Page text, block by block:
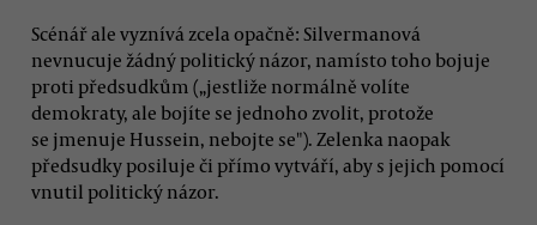
Scénář ale vyznívá zcela opačně: Silvermanová
nevnucuje žádný politický názor, namísto toho bojuje
proti předsudkům („jestliže normálně volíte
demokraty, ale bojíte se jednoho zvolit, protože
se jmenuje Hussein, nebojte se"). Zelenka naopak
předsudky posiluje či přímo vytváří, aby s jejich pomocí
vnutil politický názor.